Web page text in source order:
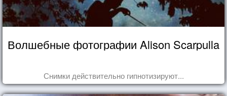
Волшебные фотографии Alison Scarpulla
Снимки действительно гипнотизируют...